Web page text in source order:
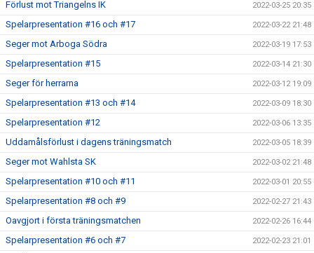
Förlust mot Triangelns IK 2022-03-25 20:35
Spelarpresentation #16 och #17 2022-03-22 21:48
Seger mot Arboga Södra 2022-03-19 17:53
Spelarpresentation #15 2022-03-14 21:30
Seger för herrarna 2022-03-12 19:09
Spelarpresentation #13 och #14 2022-03-09 18:30
Spelarpresentation #12 2022-03-06 13:35
Uddamålsförlust i dagens träningsmatch 2022-03-05 18:39
Seger mot Wahlsta SK 2022-03-02 21:48
Spelarpresentation #10 och #11 2022-03-01 20:55
Spelarpresentation #8 och #9 2022-02-27 21:43
Oavgjort i första träningsmatchen 2022-02-26 16:44
Spelarpresentation #6 och #7 2022-02-23 21:01